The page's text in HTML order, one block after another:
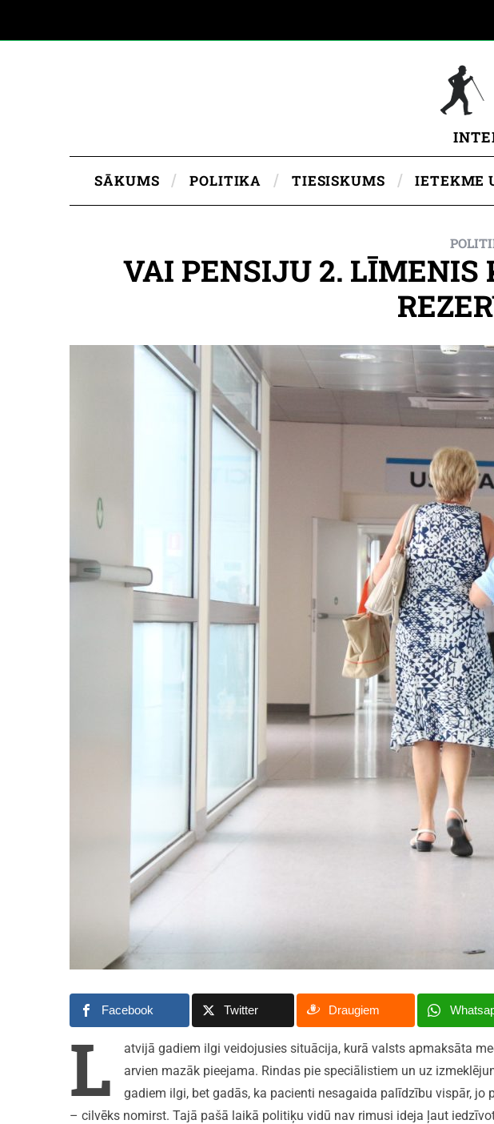
SĀKUMS POLITIKA TIESISKUMS IETEKME
VAI PENSIJU 2. LĪMENIS
Facebook Twitter Draugiem
L
atvijā gadiem ilgi veidojusies situācija, kurā valsts apmaksāta
arvien mazāk pieejama. Rindas pie speciālistiem un uz
gadiem ilgi, bet gadās, ka pacienti nesagaida palīdzību vispār,
– cilvēks nomirst. Tajā pašā laikā politiķu vidū nav rimusi ideja ļaut